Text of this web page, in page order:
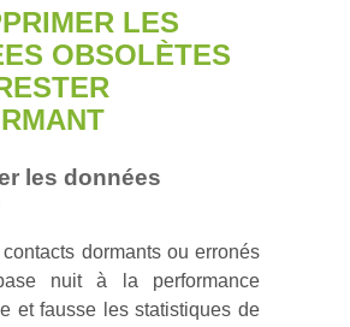
LES
OBSOLÈTES
les données
dormants ou erronés
nuit à la performance
et fausse les statistiques de